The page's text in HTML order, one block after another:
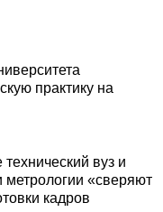
практику на
вуз и
метрологии «сверяют
кадров